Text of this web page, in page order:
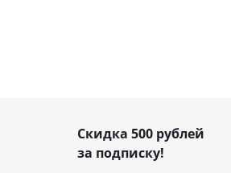
Скидка 500 рублей
за подписку!